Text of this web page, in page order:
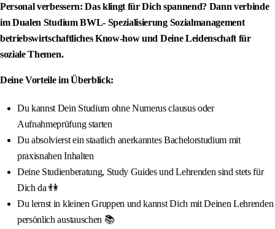
Personal verbessern: Das klingt für Dich spannend? Dann verbinde
im Dualen Studium BWL- Spezialisierung Sozialmanagement
betriebswirtschaftliches Know-how und Deine Leidenschaft für
soziale Themen.
Deine Vorteile im Überblick:
Du kannst Dein Studium ohne Numerus clausus oder
Aufnahmeprüfung starten
Du absolvierst ein staatlich anerkanntes Bachelorstudium mit
praxisnahen Inhalten
Deine Studienberatung, Study Guides und Lehrenden sind stets für
Dich da 👫
Du lernst in kleinen Gruppen und kannst Dich mit Deinen Lehrenden
persönlich austauschen 📚